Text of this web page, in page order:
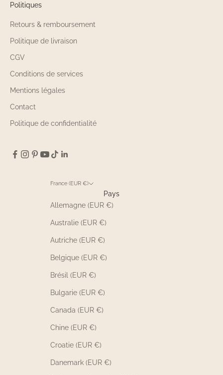
Politiques
Retours & remboursement
Politique de livraison
CGV
Conditions de services
Mentions légales
Contact
Politique de confidentialité
France (EUR €)
Pays
Allemagne (EUR €)
Australie (EUR €)
Autriche (EUR €)
Belgique (EUR €)
Brésil (EUR €)
Bulgarie (EUR €)
Canada (EUR €)
Chine (EUR €)
Croatie (EUR €)
Danemark (EUR €)